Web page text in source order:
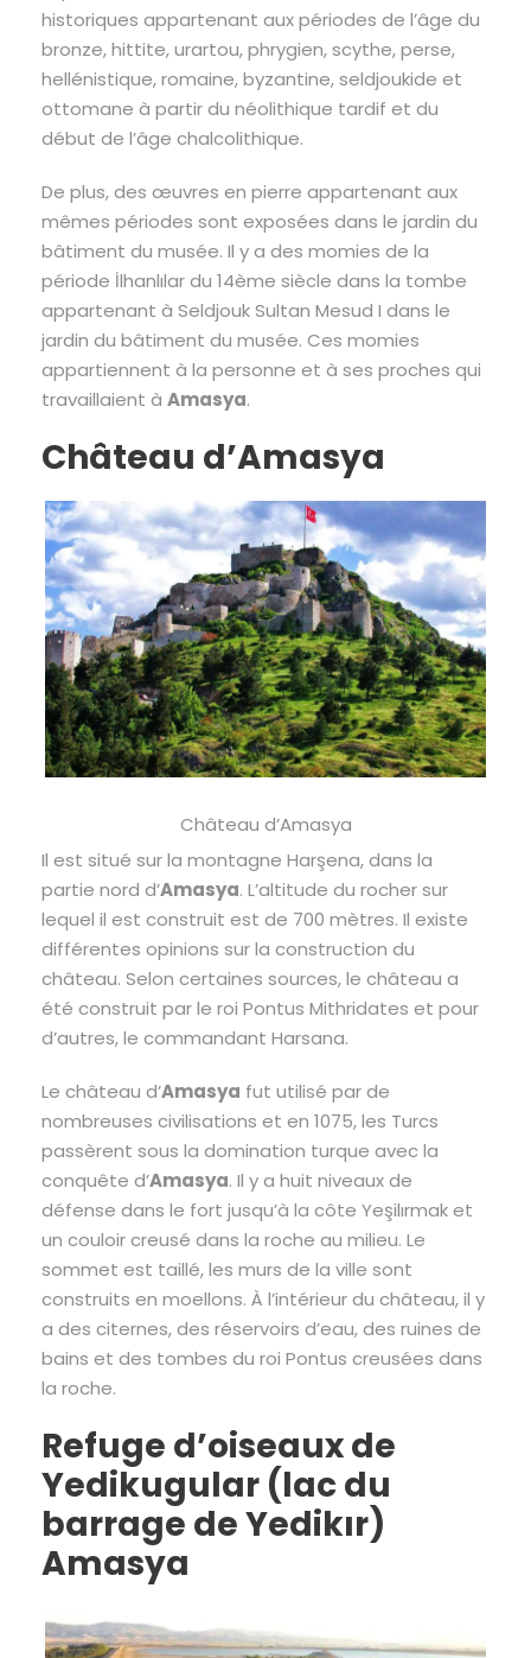
historiques appartenant aux périodes de l’âge du
bronze, hittite, urartou, phrygien, scythe, perse,
hellénistique, romaine, byzantine, seldjoukide et
ottomane à partir du néolithique tardif et du
début de l’âge chalcolithique.
De plus, des œuvres en pierre appartenant aux
mêmes périodes sont exposées dans le jardin du
bâtiment du musée. Il y a des momies de la
période İlhanlılar du 14ème siècle dans la tombe
appartenant à Seldjouk Sultan Mesud I dans le
jardin du bâtiment du musée. Ces momies
appartiennent à la personne et à ses proches qui
travaillaient à Amasya.
Château d’Amasya
Château d’Amasya
Il est situé sur la montagne Harşena, dans la
partie nord d’Amasya. L’altitude du rocher sur
lequel il est construit est de 700 mètres. Il existe
différentes opinions sur la construction du
château. Selon certaines sources, le château a
été construit par le roi Pontus Mithridates et pour
d’autres, le commandant Harsana.
Le château d’Amasya fut utilisé par de
nombreuses civilisations et en 1075, les Turcs
passèrent sous la domination turque avec la
conquête d’Amasya. Il y a huit niveaux de
défense dans le fort jusqu’à la côte Yeşilırmak et
un couloir creusé dans la roche au milieu. Le
sommet est taillé, les murs de la ville sont
construits en moellons. À l’intérieur du château, il y
a des citernes, des réservoirs d’eau, des ruines de
bains et des tombes du roi Pontus creusées dans
la roche.
Refuge d’oiseaux de
Yedikugular (lac du
barrage de Yedikır)
Amasya